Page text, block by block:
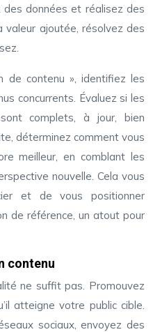
données et réalisez des
ajoutée, résolvez des
de contenu », identifiez les
concurrents. Évaluez si les
complets, à jour, bien
déterminez comment vous
meilleur, en comblant les
nouvelle. Cela vous
et de vous positionner
de référence, un atout pour
contenu
ne suffit pas. Promouvez
atteigne votre public cible.
sociaux, envoyez des